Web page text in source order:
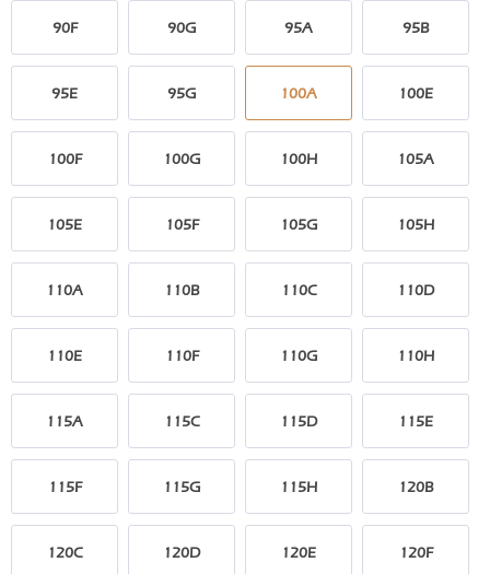
90F 90G 95A 95B
95E 95G 100A 100E
100F 100G 100H 105A
105E 105F 105G 105H
110A 110B 110C 110D
110E 110F 110G 110H
115A 115C 115D 115E
115F 115G 115H 120B
120C 120D 120E 120F